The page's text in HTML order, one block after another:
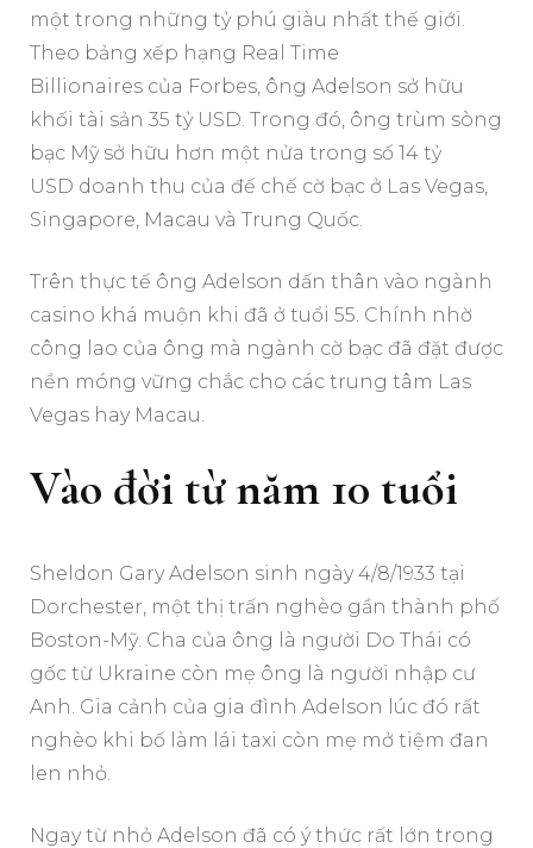
một trong những tỷ phú giàu nhất thế giới.
Theo bảng xếp hạng Real Time
Billionaires của Forbes, ông Adelson sở hữu
khối tài sản 35 tỷ USD. Trong đó, ông trùm sòng
bạc Mỹ sở hữu hơn một nửa trong số 14 tỷ
USD doanh thu của đế chế cờ bạc ở Las Vegas,
Singapore, Macau và Trung Quốc.
Trên thực tế ông Adelson dấn thân vào ngành
casino khá muộn khi đã ở tuổi 55. Chính nhờ
công lao của ông mà ngành cờ bạc đã đặt được
nền móng vững chắc cho các trung tâm Las
Vegas hay Macau.
Vào đời từ năm 10 tuổi
Sheldon Gary Adelson sinh ngày 4/8/1933 tại
Dorchester, một thị trấn nghèo gần thành phố
Boston-Mỹ. Cha của ông là người Do Thái có
gốc từ Ukraine còn mẹ ông là người nhập cư
Anh. Gia cảnh của gia đình Adelson lúc đó rất
nghèo khi bố làm lái taxi còn mẹ mở tiệm đan
len nhỏ.
Ngay từ nhỏ Adelson đã có ý thức rất lớn trong